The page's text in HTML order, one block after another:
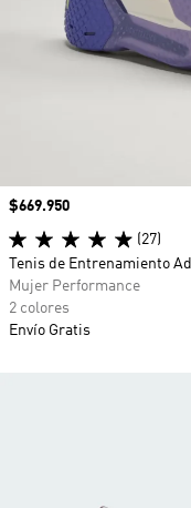
Precio
$669.950
(27)
Tenis de Entrenamiento
Mujer Performance
2 colores
Envío Gratis